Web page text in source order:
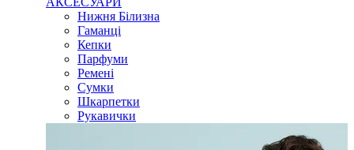
Нижня Білизна
Гаманці
Кепки
Парфуми
Ремені
Сумки
Шкарпетки
Рукавички